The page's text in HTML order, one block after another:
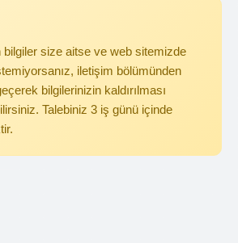
bilgiler size aitse ve web sitemizde
iletişim bölümünden
bilgilerinizin kaldırılması
Talebiniz 3 iş günü içinde